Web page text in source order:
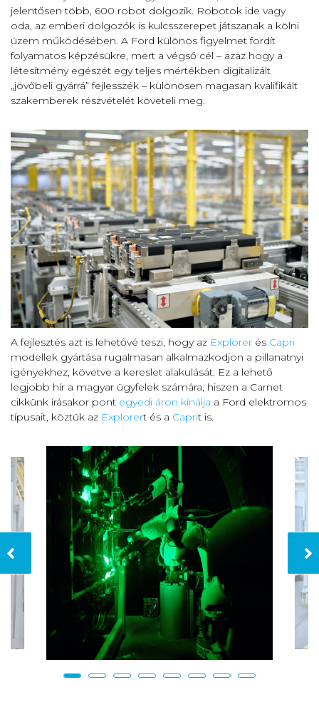
jelentősen több, 600 robot dolgozik. Robotok ide vagy
oda, az emberi dolgozók is kulcsszerepet játszanak a kölni
üzem működésében. A Ford különös figyelmet fordít
folyamatos képzésükre, mert a végső cél – azaz hogy a
létesítmény egészét egy teljes mértékben digitalizált
„jövőbeli gyárrá” fejlesszék – különösen magasan kvalifikált
szakemberek részvételét követeli meg.
A fejlesztés azt is lehetővé teszi, hogy az Explorer és Capri
modellek gyártása rugalmasan alkalmazkodjon a pillanatnyi
igényekhez, követve a kereslet alakulását. Ez a lehető
legjobb hír a magyar ügyfelek számára, hiszen a Carnet
cikkünk írásakor pont egyedi áron kínálja a Ford elektromos
típusait, köztük az Explorert és a Caprit is.